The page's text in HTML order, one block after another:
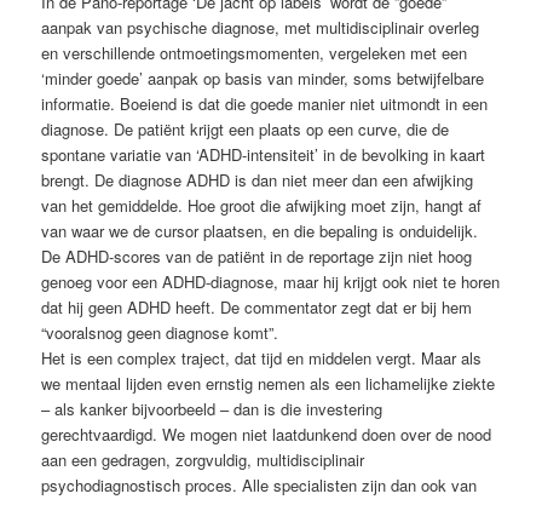
aanpak van psychische diagnose, met multidisciplinair overleg
en verschillende ontmoetingsmomenten, vergeleken met een
‘minder goede’ aanpak op basis van minder, soms betwijfelbare
informatie. Boeiend is dat die goede manier niet uitmondt in een
diagnose. De patiënt krijgt een plaats op een curve, die de
spontane variatie van ‘ADHD-intensiteit’ in de bevolking in kaart
brengt. De diagnose ADHD is dan niet meer dan een afwijking
van het gemiddelde. Hoe groot die afwijking moet zijn, hangt af
van waar we de cursor plaatsen, en die bepaling is onduidelijk.
De ADHD-scores van de patiënt in de reportage zijn niet hoog
genoeg voor een ADHD-diagnose, maar hij krijgt ook niet te horen
dat hij geen ADHD heeft. De commentator zegt dat er bij hem
“vooralsnog geen diagnose komt”.
Het is een complex traject, dat tijd en middelen vergt. Maar als
we mentaal lijden even ernstig nemen als een lichamelijke ziekte
– als kanker bijvoorbeeld – dan is die investering
gerechtvaardigd. We mogen niet laatdunkend doen over de nood
aan een gedragen, zorgvuldig, multidisciplinair
psychodiagnostisch proces. Alle specialisten zijn dan ook van